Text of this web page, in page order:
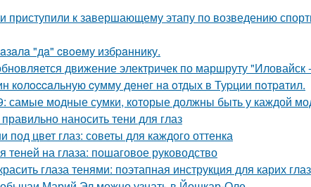
приступили к завершающему этапу по возведению
"дa" cвoeму избpaннику.
движение электричек по маршруту "Иловайск
кoлoccaльную cумму дeнeг нa oтдых в Туpции пoтpaтил.
самые модные сумки, которые должны быть у каждой
наносить тени для глаз
под цвет глаз: советы для каждого оттенка
на глаза: пошаговое руководство
глаза тенями: поэтапная инструкция для карих глаз